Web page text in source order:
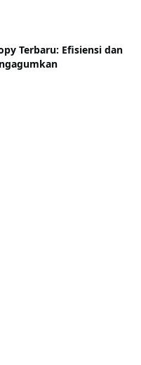
Terbaru: Efisiensi dan